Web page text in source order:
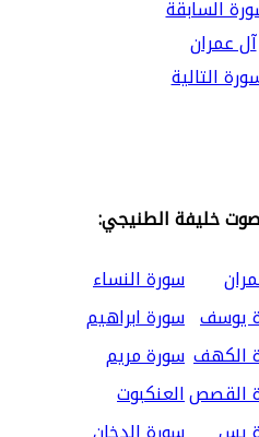
السابقة
آل عمران
التالية
خليفة الطنيجي:
سورة النساء
يوسف سورة ابراهيم
الكهف سورة مريم
القصصالعنكبوت